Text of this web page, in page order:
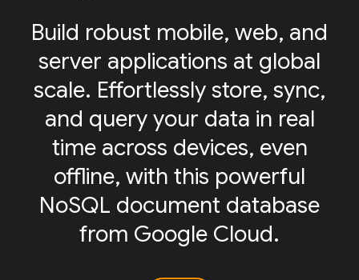
Build robust mobile, web, and
server applications at global
scale. Effortlessly store, sync,
and query your data in real
time across devices, even
offline, with this powerful
NoSQL document database
from Google Cloud.